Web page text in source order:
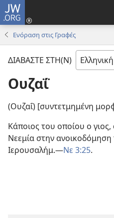
JW.ORG
Ενόραση στις Γραφές
ΔΙΑΒΑΣΤΕ ΣΤΗ(Ν)
Ουζαΐ
(Ουζαΐ) [συντετμημένη
Κάποιος του οποίου ο
Νεεμία στην ανοικοδόμηση
Ιερουσαλήμ.—Νε 3:25.